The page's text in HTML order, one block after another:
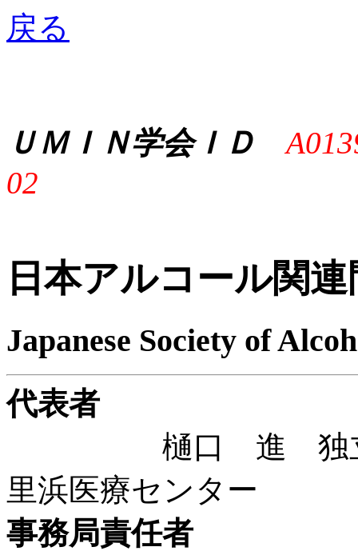
戻る
ＵＭＩＮ学会ＩＤ
02
日本アルコール関
Japanese Society of
代表者
樋口 進 独立行
里浜医療センター
事務局責任者